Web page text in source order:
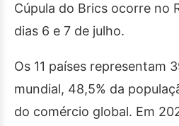
Cúpula do Brics ocorre no
dias 6 e 7 de julho.
Os 11 países representam
mundial, 48,5% da
do comércio global. Em